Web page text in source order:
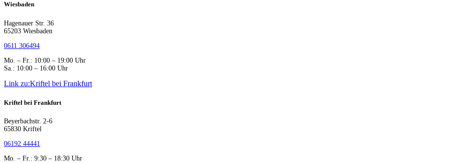
Wiesbaden
Hagenauer Str. 36
65203 Wiesbaden
0611 306494
Mo. – Fr.: 10:00 – 19:00 Uhr
Sa.: 10:00 – 16:00 Uhr
Link zu:Kriftel bei Frankfurt
Kriftel bei Frankfurt
Beyerbachstr. 2-6
65830 Kriftel
06192 44441
Mo. – Fr.: 9:30 – 18:30 Uhr